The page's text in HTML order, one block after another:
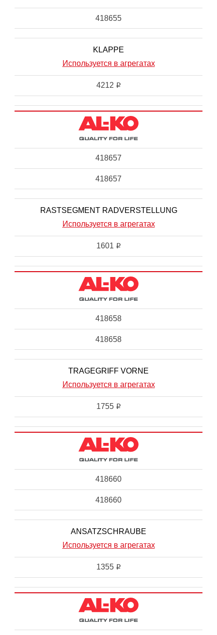
418655
KLAPPE
Используется в агрегатах
4212 i
418657
418657
RASTSEGMENT RADVERSTELLUNG
Используется в агрегатах
1601 i
418658
418658
TRAGEGRIFF VORNE
Используется в агрегатах
1755 i
418660
418660
ANSATZSCHRAUBE
Используется в агрегатах
1355 i